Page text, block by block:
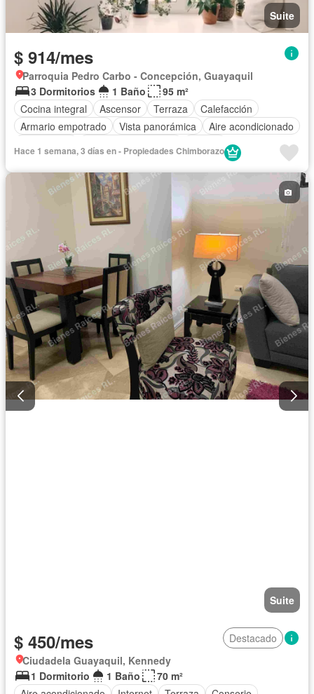
Suite
$ 914/mes
Parroquia Pedro Carbo - Concepción, Guayaquil
3 Dormitorios
1 Baño
95 m²
Cocina integral
Ascensor Terraza
Calefacción
Armario empotrado
Vista panorámica
Aire acondicionado
Cancha de tenis
Acceso para personas con discapacidad
Jacuzzi
Sauna
Cuarto de servicio Electricidad
Chimenea
Conserje Seguridad
Estacionamiento
Gimnasio Área para niños
Internet
Sin amoblar
Hace 1 semana, 3 días en - Propiedades Chimborazo
Suite
$ 450/mes
Destacado
Ciudadela Guayaquil, Kennedy
1 Dormitorio
1 Baño
70 m²